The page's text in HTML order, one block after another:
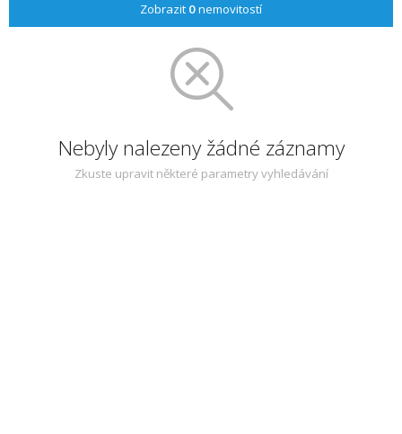
Zobrazit 0nemovitostí
Nebyly nalezeny žádné záznamy
Zkuste upravit některé parametry vyhledávání